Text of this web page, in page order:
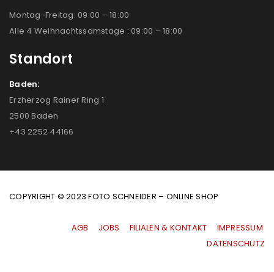
Montag-Freitag: 09:00 – 18:00
Alle 4 Weihnachtssamstage : 09:00 – 18:00
Standort
Baden:
Erzherzog Rainer Ring 1
2500 Baden
+43 2252 44166
COPYRIGHT © 2023 FOTO SCHNEIDER – ONLINE SHOP
AGB JOBS FILIALEN & KONTAKT
IMPRESSUM
|DATENSCHUTZ